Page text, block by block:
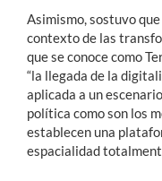
Asimismo, sostuvo
contexto de las
que se conoce como
“la llegada de la
aplicada a un
política como son los
establecen una
espacialidad